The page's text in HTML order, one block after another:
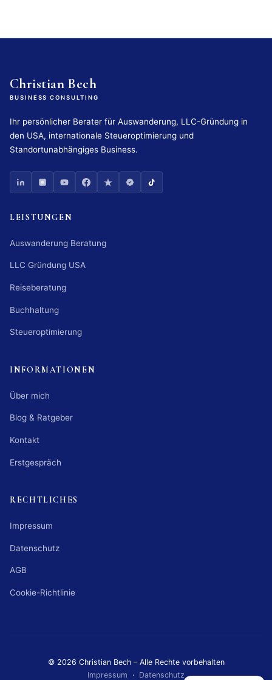
Christian Bech
BUSINESS CONSULTING
Ihr persönlicher Berater für Auswanderung, LLC-Gründung in
den USA, internationale Steueroptimierung und
Standortunabhängiges Business.
LEISTUNGEN
Auswanderung Beratung
LLC Gründung USA
Reiseberatung
Buchhaltung
Steueroptimierung
INFORMATIONEN
Über mich
Blog & Ratgeber
Kontakt
Erstgespräch
RECHTLICHES
Impressum
Datenschutz
AGB
Cookie-Richtlinie
© 2026 Christian Bech – Alle Rechte vorbehalten
Impressum · Datenschutz